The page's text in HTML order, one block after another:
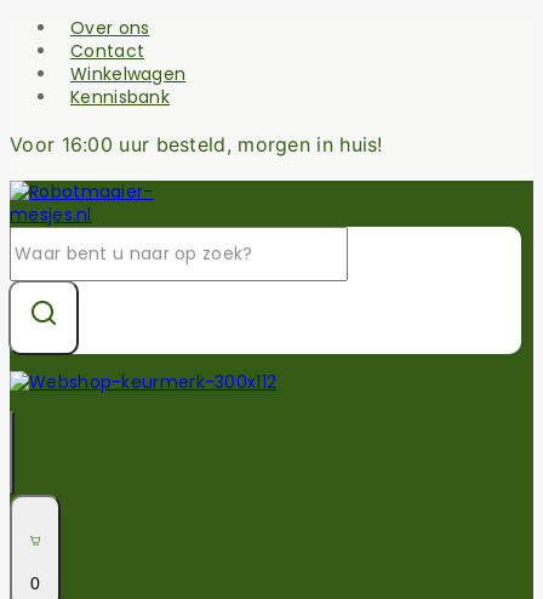
Skip
content
Over ons
Contact
Winkelwagen
Kennisbank
Voor 16:00 uur besteld, morgen in huis!
naar:
0